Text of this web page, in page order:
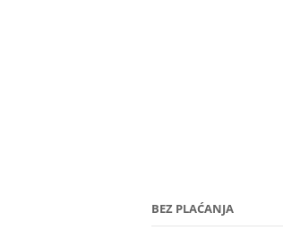
BEZ PLAĆANJA